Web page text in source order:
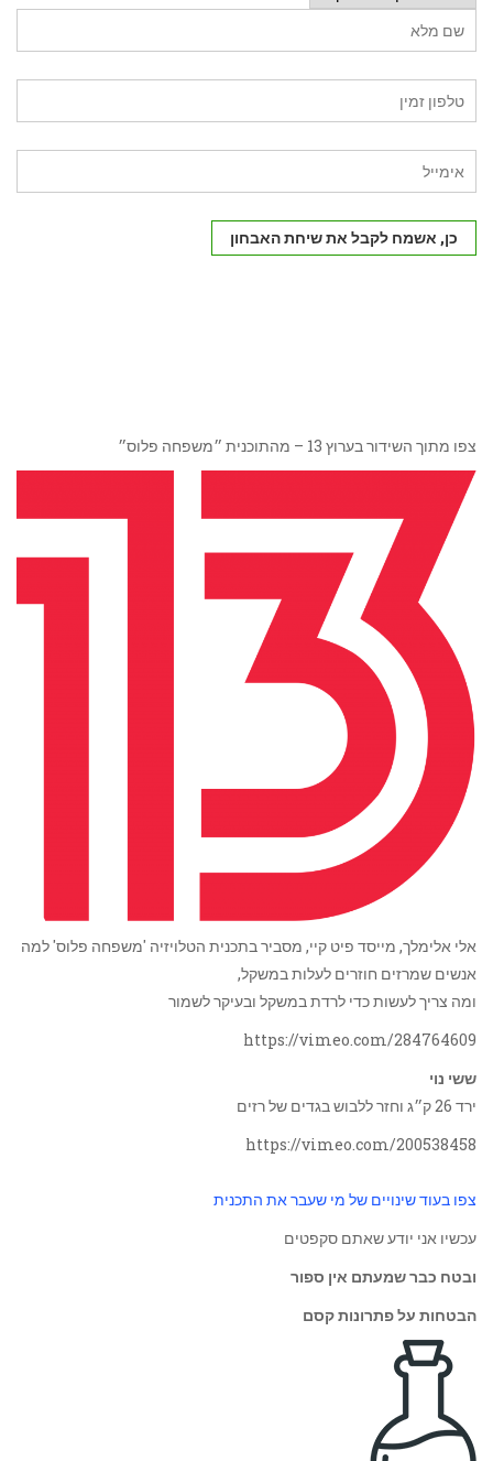
כן, אשמח לקבל את שיחת האבחון
צפו מתוך השידור בערוץ 13 – מהתוכנית ״משפחה פלוס״
אלי אלימלך, מייסד פיט קיי, מסביר בתכנית הטלויזיה 'משפחה פלוס' למה
אנשים שמרזים חוזרים לעלות במשקל,
ומה צריך לעשות כדי לרדת במשקל ובעיקר לשמור
https://vimeo.com/284764609
ששי נוי
ירד 26 ק״ג וחזר ללבוש בגדים של רזים
https://vimeo.com/200538458
צפו בעוד שינויים של מי שעבר את התכנית
עכשיו אני יודע שאתם סקפטים
ובטח כבר שמעתם אין ספור
הבטחות על פתרונות קסם